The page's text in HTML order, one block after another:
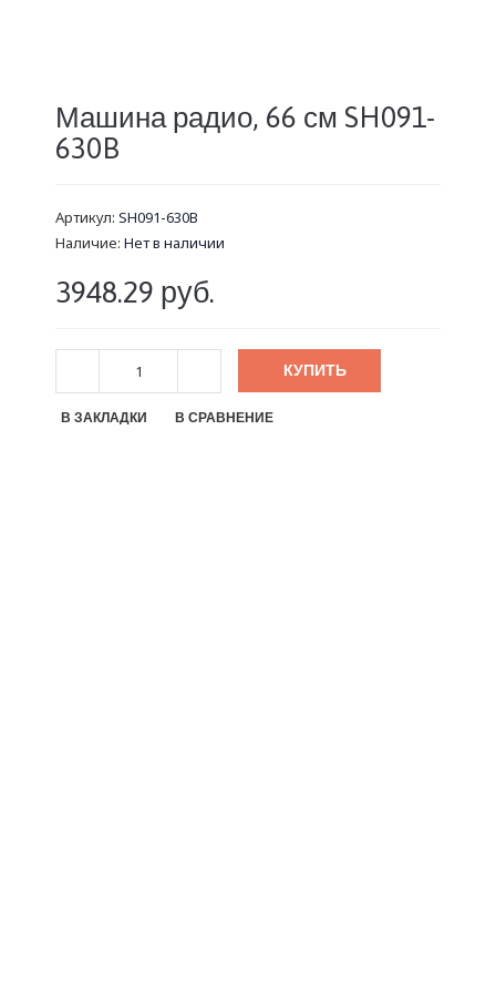
Машина радио, 66 см SH091-
630B
Артикул: SH091-630B
Наличие: Нет в наличии
3948.29 руб.
КУПИТЬ
В ЗАКЛАДКИ В СРАВНЕНИЕ